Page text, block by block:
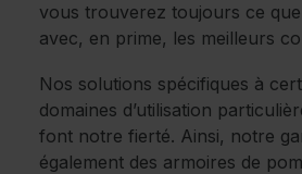
vous trouverez toujours ce
avec, en prime, les meilleurs
Nos solutions spécifiques à
domaines d’utilisation
font notre fierté. Ainsi, notre
également des armoires de